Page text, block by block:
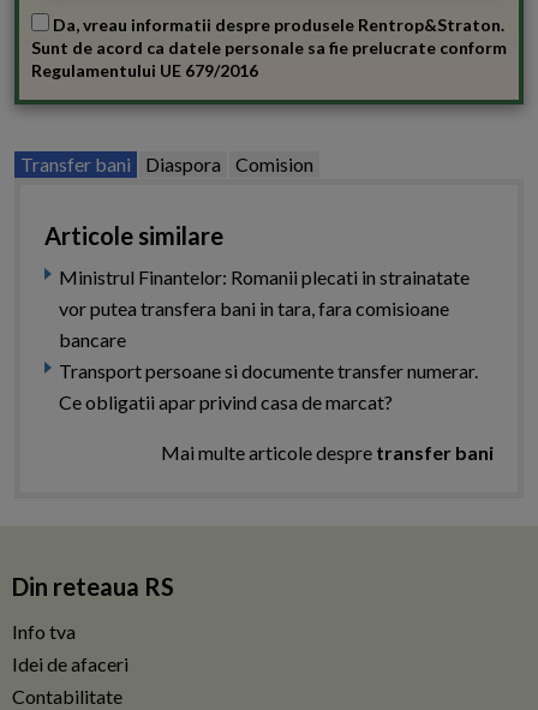
Da, vreau informatii despre produsele Rentrop&Straton.
Sunt de acord ca datele personale sa fie prelucrate conform
Regulamentului UE 679/2016
Transfer bani Diaspora Comision
Articole similare
Ministrul Finantelor: Romanii plecati in strainatate
vor putea transfera bani in tara, fara comisioane
bancare
Transport persoane si documente transfer numerar.
Ce obligatii apar privind casa de marcat?
Mai multe articole despre transfer bani
Din reteaua RS
Info tva
Idei de afaceri
Contabilitate